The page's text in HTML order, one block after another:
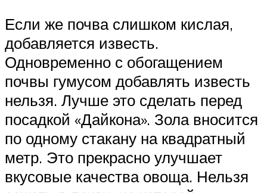
Если же почва слишком кислая,
добавляется известь.
Одновременно с обогащением
почвы гумусом добавлять известь
нельзя. Лучше это сделать перед
посадкой «Дайкона». Зола вносится
по одному стакану на квадратный
метр. Это прекрасно улучшает
вкусовые качества овоща. Нельзя